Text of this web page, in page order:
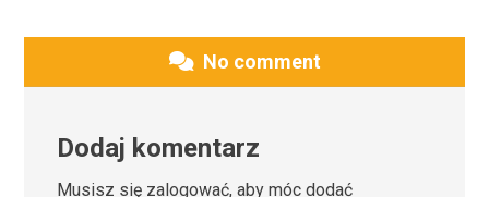
No comment
Dodaj komentarz
Musisz się zalogować, aby móc dodać